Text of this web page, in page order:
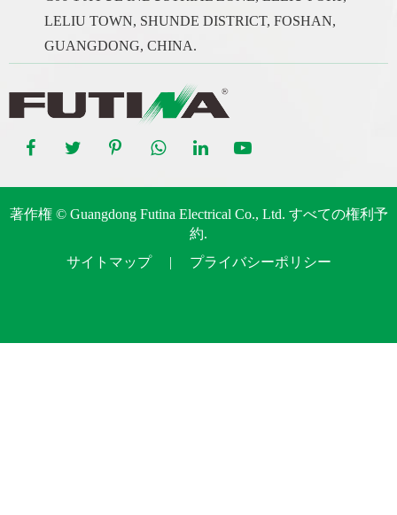
LELIU TOWN, SHUNDE DISTRICT, FOSHAN,
GUANGDONG, CHINA.
著作権 © Guangdong Futina Electrical Co., Ltd. すべての権利予
約.
サイトマップ| プライバシーポリシー